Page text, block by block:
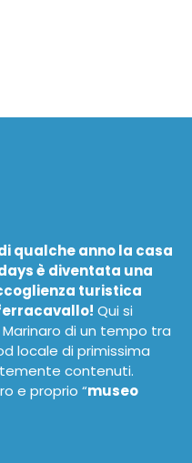
qualche anno la casa
è diventata una
turistica
Qui si
di un tempo tra
locale di primissima
contenuti.
e proprio “museo